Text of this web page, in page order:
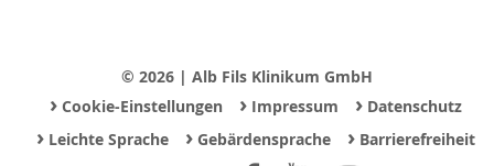
© 2026 | Alb Fils Klinikum GmbH
›Cookie-Einstellungen ›Impressum ›Datenschutz
›Leichte Sprache ›Gebärdensprache ›Barrierefreiheit